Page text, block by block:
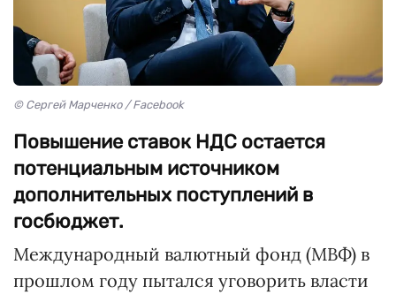
© Сергей Марченко / Facebook
Повышение ставок НДС остается
потенциальным источником
дополнительных поступлений в
госбюджет.
Международный валютный фонд (МВФ) в
прошлом году пытался уговорить власти